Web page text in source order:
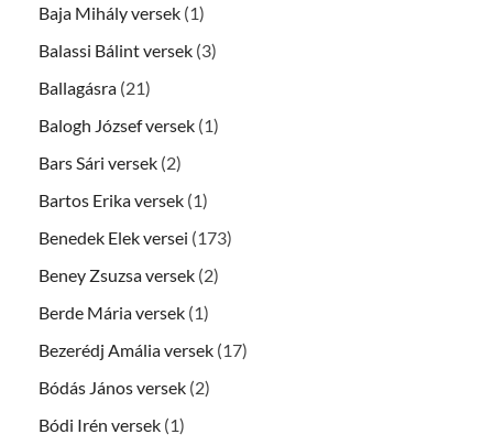
Baja Mihály versek (1)
Balassi Bálint versek (3)
Ballagásra (21)
Balogh József versek (1)
Bars Sári versek (2)
Bartos Erika versek (1)
Benedek Elek versei (173)
Beney Zsuzsa versek (2)
Berde Mária versek (1)
Bezerédj Amália versek (17)
Bódás János versek (2)
Bódi Irén versek (1)